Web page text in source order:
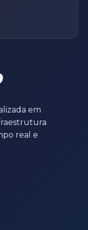
em
real e